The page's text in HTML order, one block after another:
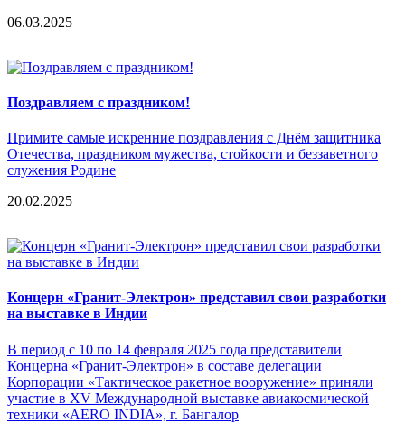
06.03.2025
Поздравляем с праздником!
Примите самые искренние поздравления с Днём защитника
Отечества, праздником мужества, стойкости и беззаветного
служения Родине
20.02.2025
Концерн «Гранит-Электрон» представил свои разработки
на выставке в Индии
В период с 10 по 14 февраля 2025 года представители
Концерна «Гранит-Электрон» в составе делегации
Корпорации «Тактическое ракетное вооружение» приняли
участие в XV Международной выставке авиакосмической
техники «AERO INDIA», г. Бангалор